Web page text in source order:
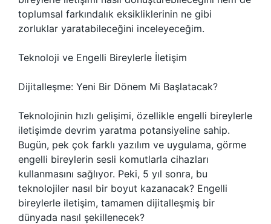
toplumsal farkındalık eksikliklerinin ne gibi
zorluklar yaratabileceğini inceleyeceğim.
Teknoloji ve Engelli Bireylerle İletişim
Dijitalleşme: Yeni Bir Dönem Mi Başlatacak?
Teknolojinin hızlı gelişimi, özellikle engelli bireylerle
iletişimde devrim yaratma potansiyeline sahip.
Bugün, pek çok farklı yazılım ve uygulama, görme
engelli bireylerin sesli komutlarla cihazları
kullanmasını sağlıyor. Peki, 5 yıl sonra, bu
teknolojiler nasıl bir boyut kazanacak? Engelli
bireylerle iletişim, tamamen dijitalleşmiş bir
dünyada nasıl şekillenecek?